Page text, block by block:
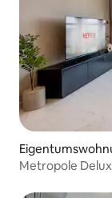
Metropole